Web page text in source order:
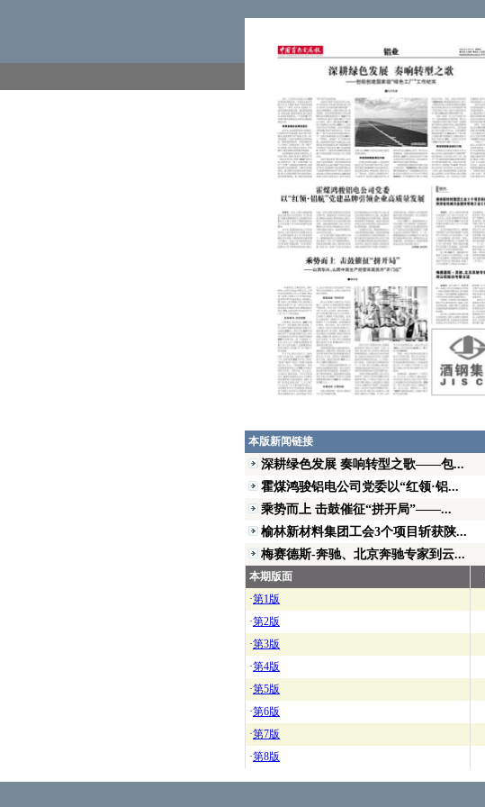
本版新闻链接
深耕绿色发展 奏响转型之歌——包...
霍煤鸿骏铝电公司党委以“红领·铝...
乘势而上 击鼓催征“拼开局”——...
榆林新材料集团工会3个项目斩获陕...
梅赛德斯-奔驰、北京奔驰专家到云...
本期版面
·第1版
·第2版
·第3版
·第4版
·第5版
·第6版
·第7版
·第8版